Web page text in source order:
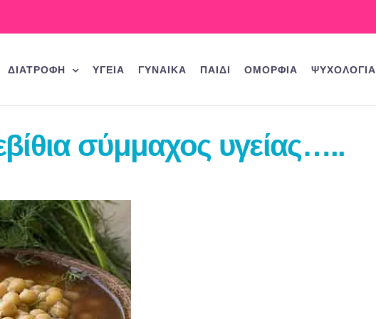
ΔΙΑΤΡΟΦΗ ΥΓΕΙΑ ΓΥΝΑΙΚΑ ΠΑΙΔΙ ΟΜΟΡΦΙΑ ΨΥΧΟΛΟΓΙΑ
σύμμαχος υγείας…..